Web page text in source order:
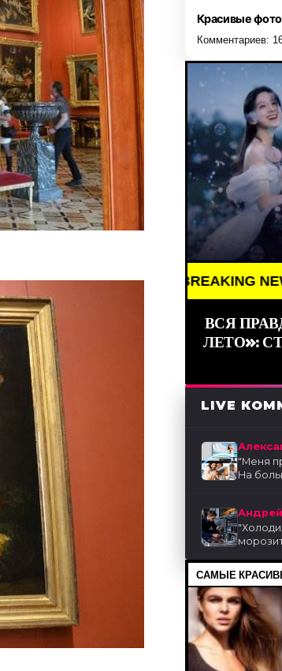
Красивые
Комментариев:
BREAKING NEWS /// АЗИЯ
ВСЯ
ЛЕТО»:
LIVE
"Меня
На
Андрей
"
САМЫЕ